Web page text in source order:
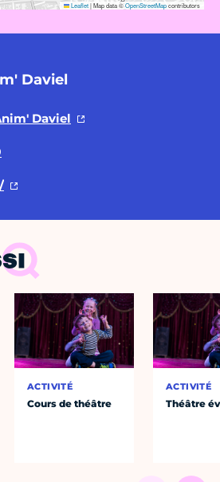
Leaflet|Map data ©OpenStreetMapcontributors
Daviel
Daviel
ACTIVITÉ
Cours de théâtre
ACTIVITÉ
Théâtre